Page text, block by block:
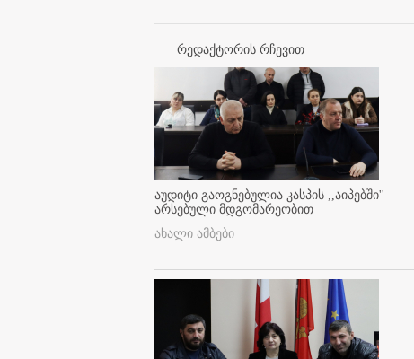
რედაქტორის რჩევით
აუდიტი გაოგნებულია კასპის ,,აიპებში''
არსებული მდგომარეობით
ახალი ამბები